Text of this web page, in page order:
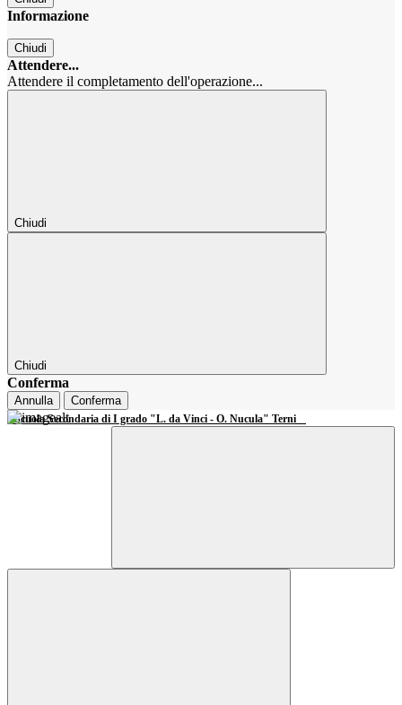
Informazione
Chiudi
Attendere...
Attendere il completamento dell'operazione...
Chiudi
Chiudi
Conferma
Annulla Conferma
Scuola Secondaria di I grado "L. da Vinci - O. Nucula" Terni